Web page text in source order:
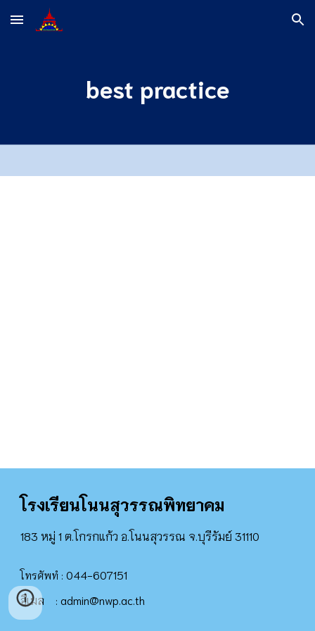
Skip to main content Skip to navigation
best practice
โรงเรียนโนนสุวรรณพิทยาคม
183 หมู่ 1 ต.โกรกแก้ว อ.โนนสุวรรณ จ.บุรีรัมย์ 31110
โทรศัพทํ :044-607151
อีเมล
: admin@nwp.ac.th